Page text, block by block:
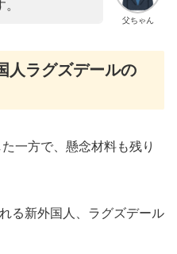
父ちゃん
人ラグズデールの
一方で、懸念材料も残り
る新外国人、ラグズデール